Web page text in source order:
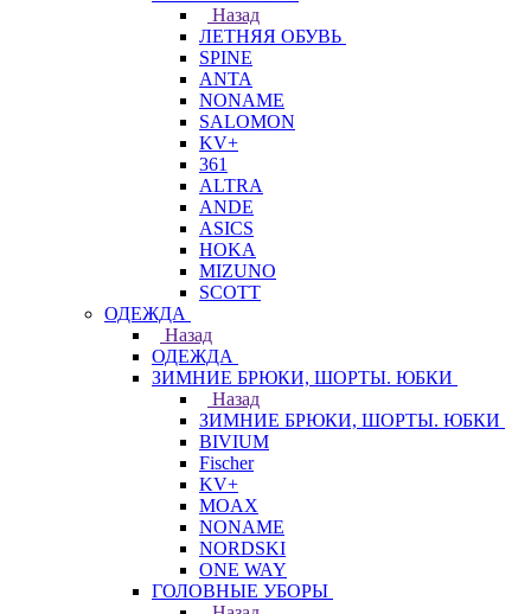
Назад
ЛЕТНЯЯ ОБУВЬ
SPINE
ANTA
NONAME
SALOMON
KV+
361
ALTRA
ANDE
ASICS
HOKA
MIZUNO
SCOTT
ОДЕЖДА
Назад
ОДЕЖДА
ЗИМНИЕ БРЮКИ, ШОРТЫ. ЮБКИ
Назад
ЗИМНИЕ БРЮКИ, ШОРТЫ. ЮБКИ
BIVIUM
Fischer
KV+
MOAX
NONAME
NORDSKI
ONE WAY
ГОЛОВНЫЕ УБОРЫ